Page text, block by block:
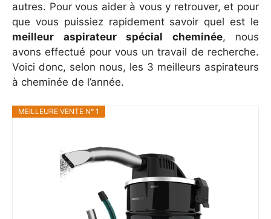
autres. Pour vous aider à vous y retrouver, et pour
que vous puissiez rapidement savoir quel est le
meilleur aspirateur spécial cheminée, nous
avons effectué pour vous un travail de recherche.
Voici donc, selon nous, les 3 meilleurs aspirateurs
à cheminée de l’année.
MEILLEURE VENTE N° 1